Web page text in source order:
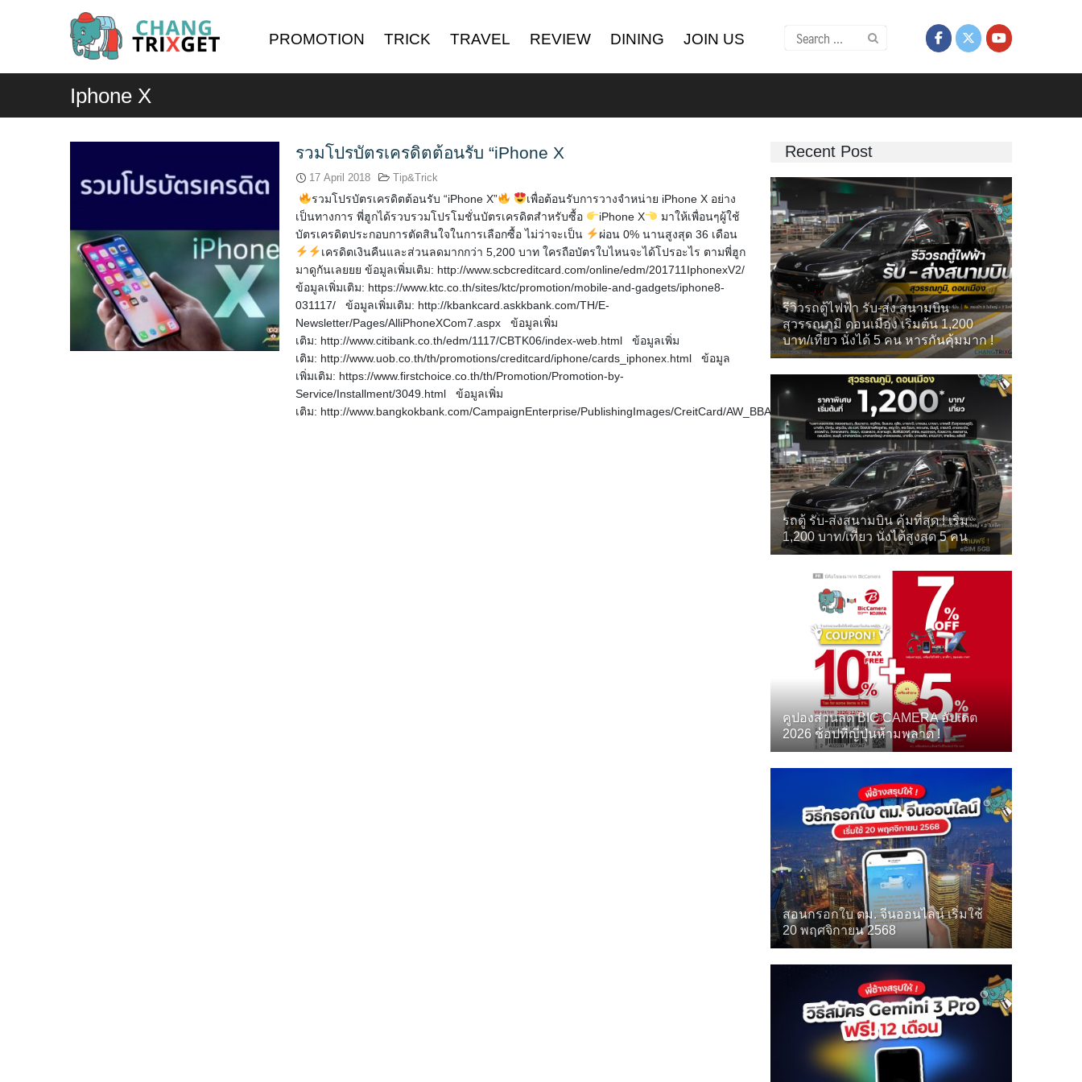
PROMOTION TRICK TRAVEL REVIEW DINING JOIN US
Search
for:
Iphone X
รวมโปรบัตรเครดิตต้อนรับ “iPhone X
17 April 2018 Tip&Trick
รวมโปรบัตรเครดิตต้อนรับ “iPhone X”
เพื่อต้อนรับการวางจำหน่าย iPhone X อย่าง
เป็นทางการ พี่ฮูกได้รวบรวมโปรโมชั่นบัตรเครดิตสำหรับซื้อ
iPhone X
มาให้เพื่อนๆผู้ใช้
บัตรเครดิตประกอบการตัดสินใจในการเลือกซื้อ ไม่ว่าจะเป็น
ผ่อน 0% นานสูงสุด 36 เดือน
เครดิตเงินคืนและส่วนลดมากกว่า 5,200 บาท ใครถือบัตรใบไหนจะได้โปรอะไร ตามพี่ฮูก
มาดูกันเลยยย ข้อมูลเพิ่มเติม: http://www.scbcreditcard.com/online/edm/201711IphonexV2/
ข้อมูลเพิ่มเติม: https://www.ktc.co.th/sites/ktc/promotion/mobile-and-gadgets/iphone8-
031117/ ข้อมูลเพิ่มเติม: http://kbankcard.askkbank.com/TH/E-
Newsletter/Pages/AlliPhoneXCom7.aspx ข้อมูลเพิ่ม
เติม: http://www.citibank.co.th/edm/1117/CBTK06/index-web.html ข้อมูลเพิ่ม
เติม: http://www.uob.co.th/th/promotions/creditcard/iphone/cards_iphonex.html ข้อมูล
เพิ่มเติม: https://www.firstchoice.co.th/th/Promotion/Promotion-by-
Service/Installment/3049.html ข้อมูลเพิ่ม
เติม: http://www.bangkokbank.com/CampaignEnterprise/PublishingImages/CreitCard/AW_BBA_Tent_Card_iPhone_.pdf
Recent Post
รีวิวรถตู้ไฟฟ้า รับ-ส่ง สนามบิน
สุวรรณภูมิ ดอนเมือง เริ่มต้น 1,200
บาท/เที่ยว นั่งได้ 5 คน หารกันคุ้มมาก !
รถตู้ รับ-ส่งสนามบิน คุ้มที่สุด ! เริ่ม
1,200 บาท/เที่ยว นั่งได้สูงสุด 5 คน
คูปองส่วนลด BIC CAMERA อัปเดต
2026 ช้อปที่ญี่ปุ่นห้ามพลาด !
สอนกรอกใบ ตม. จีนออนไลน์ เริ่มใช้
20 พฤศจิกายน 2568